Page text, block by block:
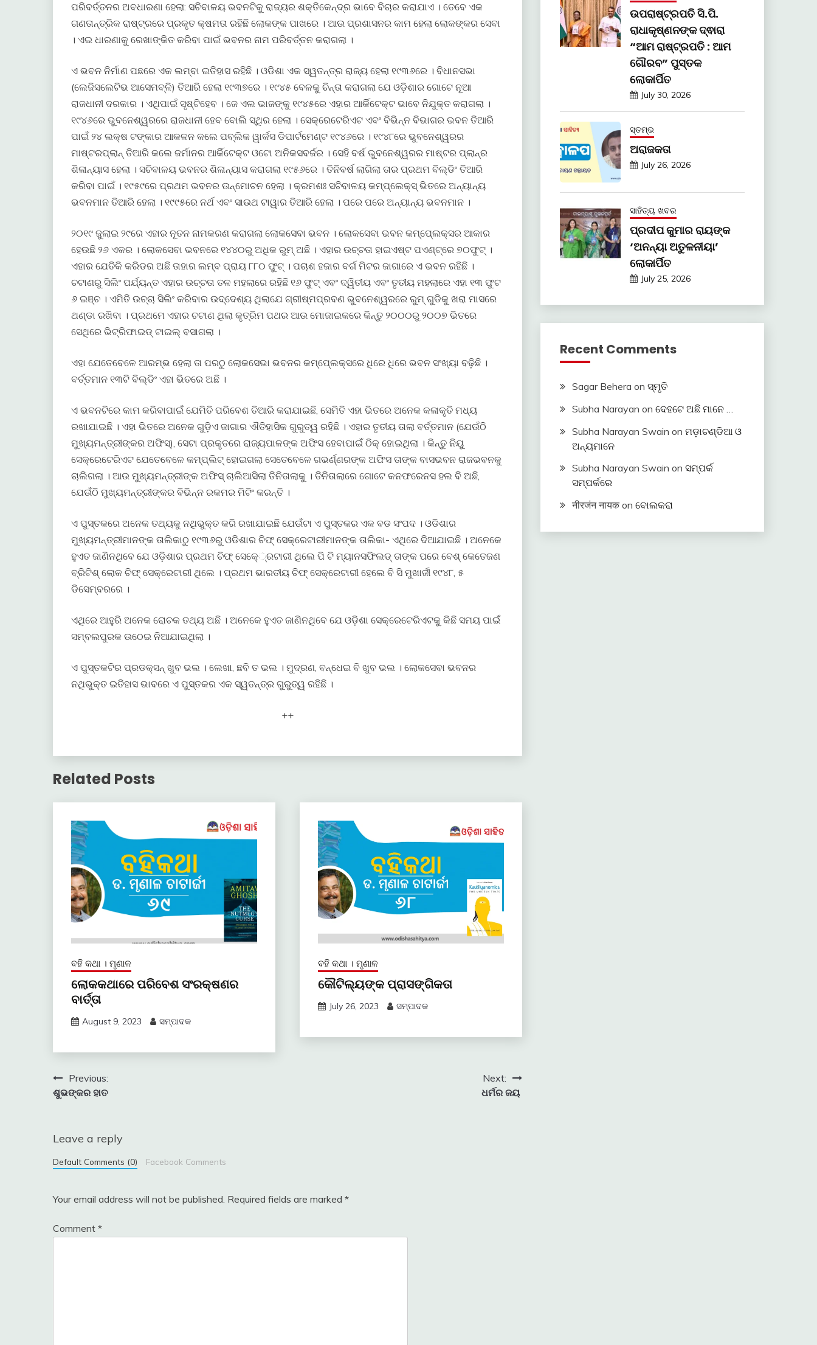
ପରିବର୍ତ୍ତନର ଅବଧାରଣା ହେଲା: ସଚିବାଳୟ ଭବନଟିକୁ ରାଜ୍ୟର ଶକ୍ତିକେନ୍ଦ୍ର ଭାବେ ବିଚାର କରାଯାଏ । ତେବେ ଏକ
ଗଣତାନ୍ତ୍ରିକ ରାଷ୍ଟ୍ରରେ ପ୍ରକୃତ କ୍ଷମତା ରହିଛି ଲୋକଙ୍କ ପାଖରେ । ଆଉ ପ୍ରଶାସନର କାମ ହେଲା ଲୋକଙ୍କର ସେବା
। ଏଇ ଧାରଣାକୁ ରେଖାଙ୍କିତ କରିବା ପାଇଁ ଭବନର ନାମ ପରିବର୍ତ୍ତନ କରାଗଲା ।
ଏ ଭବନ ନିର୍ମାଣ ପଛରେ ଏକ ଲମ୍ବା ଇତିହାସ ରହିଛି । ଓଡିଶା ଏକ ସ୍ୱତନ୍ତ୍ର ରାଜ୍ୟ ହେଲା ୧୯୩୬ରେ । ବିଧାନସଭା
(ଲେଜିସଲେଟିଭ ଆସେମବ୍ଳି) ତିଆରି ହେଲା ୧୯୩୭ରେ । ୧୯୪୫ ବେଳକୁ ଚିନ୍ତା କରାଗଲା ଯେ ଓଡ଼ିଶାର ଗୋଟେ ନୂଆ
ରାଜଧାନୀ ଦରକାର । ଏଥିପାଇଁ ସୃଷ୍ଟିହେବ । ଜେ ଏଲ ଭାଜଙ୍କୁ ୧୯୪୫ରେ ଏହାର ଆର୍କିଟେକ୍ଟ ଭାବେ ନିଯୁକ୍ତ କରାଗଲା ।
୧୯୪୬ରେ ଭୁବନେଶ୍ୱରରେ ରାଜଧାନୀ ହେବ ବୋଲି ସ୍ଥିର ହେଲା । ସେକ୍ରେଟେରିଏଟ ଏବଂ ବିଭିନ୍ନ ବିଭାଗର ଭବନ ତିଆରି
ପାଇଁ ୨୪ ଲକ୍ଷ ଟଙ୍କାର ଆକଳନ କଲେ ପବ୍ଲିକ ୱାର୍କସ ଡିପାର୍ଟମେଣ୍ଟ ୧୯୪୬ରେ । ୧୯୪୮ରେ ଭୁବନେଶ୍ୱରର
ମାଷ୍ଟରପ୍ଲାନ୍ ତିଆରି କଲେ ଜର୍ମାନର ଆର୍କିଟେକ୍ଟ ଓଟୋ ଅନିକସବର୍ଜର । ସେହି ବର୍ଷ ଭୁବନେଶ୍ୱରର ମାଷ୍ଟର ପ୍ଲାନ୍ର
ଶିଳାନ୍ୟାସ ହେଲା । ସଚିବାଳୟ ଭବନର ଶିଳାନ୍ୟାସ କରାଗଲା ୧୯୫୬ରେ । ତିନିବର୍ଷ ଲାଗିଲା ତାର ପ୍ରଥମ ବିଲ୍ଡିଂ ତିଆରି
କରିବା ପାଇଁ । ୧୯୫୯ରେ ପ୍ରଥମ ଭବନର ଉନ୍ମୋଚନ ହେଲା । କ୍ରମଶଃ ସଚିବାଳୟ କମ୍ପ୍ଲେକ୍ସ୍ ଭିତରେ ଅନ୍ୟାନ୍ୟ
ଭବନମାନ ତିଆରି ହେଲା । ୧୯୯୫ରେ ନର୍ଥ ଏବଂ ସାଉଥ ଟାୱାର ତିଆରି ହେଲା । ପରେ ପରେ ଅନ୍ୟାନ୍ୟ ଭବନମାନ ।
୨୦୧୯ ଜୁଲାଇ ୨୯ରେ ଏହାର ନୂତନ ନାମକରଣ କରାଗଲା ଲୋକସେବା ଭବନ । ଲୋକସେବା ଭବନ କମ୍ପେ୍ଲକ୍ସର ଆକାର
ହେଉଛି ୨୬ ଏକର । ଲୋକସେବା ଭବନରେ ୧୪୪୦ରୁ ଅଧିକ ରୁମ୍ ଅଛି । ଏହାର ଉଚ୍ଚତା ହାଇଏଷ୍ଟ ପଏଣ୍ଟ୍ରେ ୭୦ଫୁଟ୍ ।
ଏହାର ଯେତିକି କରିଡର ଅଛି ତାହାର ଲମ୍ବ ପ୍ରାୟ ୮୮୦ ଫୁଟ୍ । ପଚାଶ ହଜାର ବର୍ଗ ମିଟର ଜାଗାରେ ଏ ଭବନ ରହିଛି ।
ଚଟାଣରୁ ସିଲିଂ ପର୍ଯ୍ୟନ୍ତ ଏହାର ଉଚ୍ଚତା ତଳ ମହଲାରେ ରହିଛି ୧୬ ଫୁଟ୍ ଏବଂ ଦ୍ୱିତୀୟ ଏବଂ ତୃତୀୟ ମହଲାରେ ଏହା ୧୩ ଫୁଟ
୬ ଇଞ୍ଚ । ଏମିତି ଉଚ୍ଚା ସିଲିଂ କରିବାର ଉଦ୍ଦେଶ୍ୟ ଥିଲାଯେ ଗ୍ରୀଷ୍ମପ୍ରବଣ ଭୁବନେଶ୍ୱରରେ ରୁମ୍ ଗୁଡିକୁ ଖରା ମାସରେ
ଥଣ୍ଡା ରଖିବା । ପ୍ରଥମେ ଏହାର ଚଟାଣ ଥିଲା କୃତ୍ରିମ ପଥର ଆଉ ମୋଜାଇକରେ କିନ୍ତୁ ୨୦୦୦ରୁ ୨୦୦୭ ଭିତରେ
ସେଥିରେ ଭିଟ୍ରିଫାଇଡ୍ ଟାଇଲ୍ ବସାଗଲା ।
ଏହା ଯେତେବେଳେ ଆରମ୍ଭ ହେଲା ତା ପରଠୁ ଲୋକସେଭା ଭବନର କମ୍ପେ୍ଲକ୍ସରେ ଧିରେ ଧିରେ ଭବନ ସଂଖ୍ୟା ବଢ଼ିଛି ।
ବର୍ତ୍ତମାନ ୧୩ଟି ବିଲ୍ଡିଂ ଏହା ଭିତରେ ଅଛି ।
ଏ ଭବନଟିରେ କାମ କରିବାପାଇଁ ଯେମିତି ପରିବେଶ ତିଆରି କରାଯାଇଛି, ସେମିତି ଏହା ଭିତରେ ଅନେକ କଳାକୃତି ମଧ୍ୟ
ରଖାଯାଇଛି । ଏହା ଭିତରେ ଅନେକ ଗୁଡ଼ିଏ ଜାଗାର ଐତିହାସିକ ଗୁରୁତ୍ୱ ରହିଛି । ଏହାର ତୃତୀୟ ତାଲା ବର୍ତ୍ତମାନ (ଯେଉଁଠି
ମୁଖ୍ୟମନ୍ତ୍ରୀଙ୍କର ଅଫିସ୍), ସେଟା ପ୍ରକୃତରେ ରାଜ୍ୟପାଳଙ୍କ ଅଫିସ ହେବାପାଇଁ ଠିକ୍ ହୋଇଥିଲା । କିନ୍ତୁ ନିୟୁ
ସେକ୍ରେଟେରିଏଟ ଯେତେବେଳେ କମ୍ପ୍ଲିଟ୍ ହୋଇଗଲା ସେତେବେଳେ ଗଭର୍ଣ୍ଣରଙ୍କ ଅଫିସ ତାଙ୍କ ବାସଭବନ ରାଜଭବନକୁ
ଚାଲିଗଲା । ଆଉ ମୁଖ୍ୟମନ୍ତ୍ରୀଙ୍କ ଅଫିସ୍ ଚାଲିଆସିଲା ତିନିତାଲାକୁ । ତିନିତାଲାରେ ଗୋଟେ କନଫରେନସ ହଲ ବି ଅଛି,
ଯେଉଁଠି ମୁଖ୍ୟମନ୍ତ୍ରୀଙ୍କର ବିଭିନ୍ନ ରକମର ମିଟିଂ କରନ୍ତି ।
ଏ ପୁସ୍ତକରେ ଅନେକ ତଥ୍ୟକୁ ନଥିଭୁକ୍ତ କରି ରଖାଯାଇଛି ଯେଉଁଟା ଏ ପୁସ୍ତକର ଏକ ବଡ ସଂପଦ । ଓଡିଶାର
ମୁଖ୍ୟମନ୍ତ୍ରୀମାନଙ୍କ ତାଲିକାଠୁ ୧୯୩୬ରୁ ଓଡିଶାର ଚିଫ୍ ସେକ୍ରେଟାରୀମାନଙ୍କ ତାଲିକା- ଏଥିରେ ଦିଆଯାଇଛି । ଅନେକେ
ହୁଏତ ଜାଣିନଥିବେ ଯେ ଓଡ଼ିଶାର ପ୍ରଥମ ଚିଫ୍ ସେକେ୍୍ରଟାରୀ ଥିଲେ ପି ଟି ମ୍ୟାନସଫିଲଡ୍ ତାଙ୍କ ପରେ ବେଶ୍ କେତେଜଣ
ବ୍ରିଟିଶ୍ ଲୋକ ଚିଫ୍ ସେକ୍ରେଟାରୀ ଥିଲେ । ପ୍ରଥମ ଭାରତୀୟ ଚିଫ୍ ସେକ୍ରେଟାରୀ ହେଲେ ବି ସି ମୁଖାର୍ଜୀ ୧୯୪୮, ୫
ଡିସେମ୍ବରରେ ।
ଏଥିରେ ଆହୁରି ଅନେକ ରୋଚକ ତଥ୍ୟ ଅଛି । ଅନେକେ ହୁଏତ ଜାଣିନଥିବେ ଯେ ଓଡ଼ିଶା ସେକ୍ରେଟେରିଏଟକୁ କିଛି ସମୟ ପାଇଁ
ସମ୍ବଲପୁରକ ଉଠେଇ ନିଆଯାଇଥିଲା ।
ଏ ପୁସ୍ତକଟିର ପ୍ରଡକ୍ସନ୍ ଖୁବ ଭଲ । ଲେଖା, ଛବି ତ ଭଲ । ମୁଦ୍ରଣ, ବନ୍ଧେଇ ବି ଖୁବ ଭଲ । ଲୋକସେବା ଭବନର
ନଥିଭୁକ୍ତ ଇତିହାସ ଭାବରେ ଏ ପୁସ୍ତକର ଏକ ସ୍ୱତନ୍ତ୍ର ଗୁରୁତ୍ୱ ରହିଛି ।
++
Related Posts
ବହି କଥା । ମୃଣାଳ
ଲୋକକଥାରେ ପରିବେଶ ସଂରକ୍ଷଣର
ବାର୍ତ୍ତା
August 9, 2023 ସମ୍ପାଦକ
ବହି କଥା । ମୃଣାଳ
କୌଟିଲ୍ୟଙ୍କ ପ୍ରାସଙ୍ଗିକତା
July 26, 2023 ସମ୍ପାଦକ
Post
navigation
Previous:
ଶୁଭଙ୍କର ହାତ
Next:
ଧର୍ମର ଜୟ
Leave a reply
Default Comments (0) Facebook Comments
Your email address will not be published. Required fields are marked *
Comment *
ଉପରାଷ୍ଟ୍ରପତି ସି.ପି.
ରାଧାକୃଷ୍ଣନଙ୍କ ଦ୍ଵାରା
“ଆମ ରାଷ୍ଟ୍ରପତି : ଆମ
ଗୌରବ” ପୁସ୍ତକ
ଲୋକାର୍ପିତ
July 30, 2026
ସ୍ତମ୍ଭ
ଅରାଜକତା
July 26, 2026
ସାହିତ୍ୟ ଖବର
ପ୍ରଦୀପ କୁମାର ରାୟଙ୍କ
‘ଅନନ୍ୟା ଅତୁଳନୀୟା’
ଲୋକାର୍ପିତ
July 25, 2026
Recent Comments
Sagar Behera on ସ୍ମୃତି
Subha Narayan on ଦେହଟେ ଅଛି ମାନେ …
Subha Narayan Swain on ମଡ଼ାଚଣ୍ଡିଆ ଓ
ଅନ୍ୟମାନେ
Subha Narayan Swain on ସମ୍ପର୍କ
ସମ୍ପର୍କରେ
नीरजंन नायकon ବୋଲକରା